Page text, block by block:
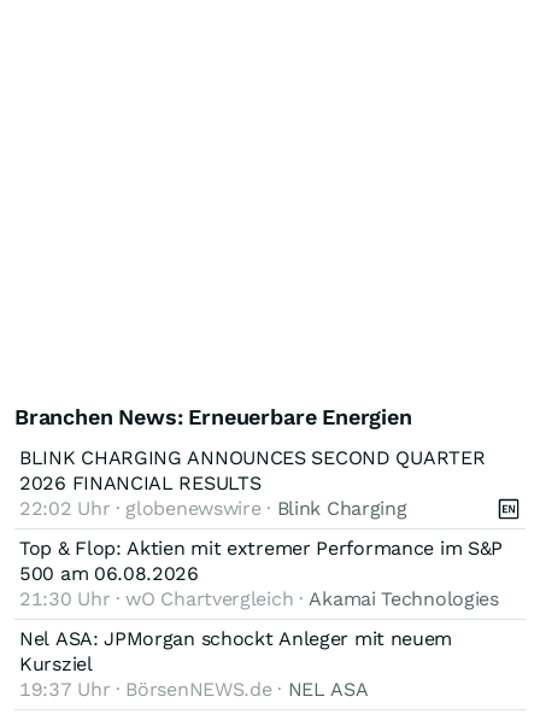
Branchen News: Erneuerbare Energien
BLINK CHARGING ANNOUNCES SECOND QUARTER
2026 FINANCIAL RESULTS
22:02 Uhr · globenewswire · Blink Charging
Top & Flop: Aktien mit extremer Performance im S&P
500 am 06.08.2026
21:30 Uhr · wO Chartvergleich · Akamai Technologies
Nel ASA: JPMorgan schockt Anleger mit neuem
Kursziel
19:37 Uhr · BörsenNEWS.de · NEL ASA